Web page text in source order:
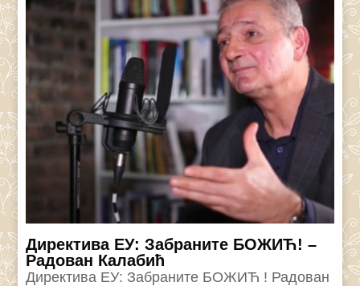
Директива ЕУ: Забраните БОЖИЋ! –
Радован Калабић
Директива ЕУ: Забраните БОЖИЋ ! Радован